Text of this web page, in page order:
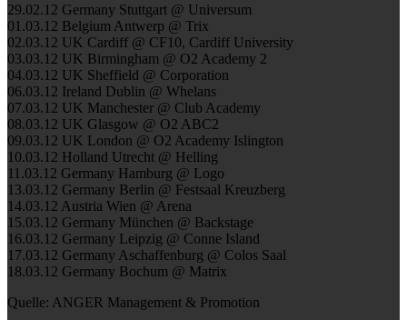
29.02.12 Germany Stuttgart @ Universum
01.03.12 Belgium Antwerp @ Trix
02.03.12 UK Cardiff @ CF10, Cardiff University
03.03.12 UK Birmingham @ O2 Academy 2
04.03.12 UK Sheffield @ Corporation
06.03.12 Ireland Dublin @ Whelans
07.03.12 UK Manchester @ Club Academy
08.03.12 UK Glasgow @ O2 ABC2
09.03.12 UK London @ O2 Academy Islington
10.03.12 Holland Utrecht @ Helling
11.03.12 Germany Hamburg @ Logo
13.03.12 Germany Berlin @ Festsaal Kreuzberg
14.03.12 Austria Wien @ Arena
15.03.12 Germany München @ Backstage
16.03.12 Germany Leipzig @ Conne Island
17.03.12 Germany Aschaffenburg @ Colos Saal
18.03.12 Germany Bochum @ Matrix
Quelle: ANGER Management & Promotion